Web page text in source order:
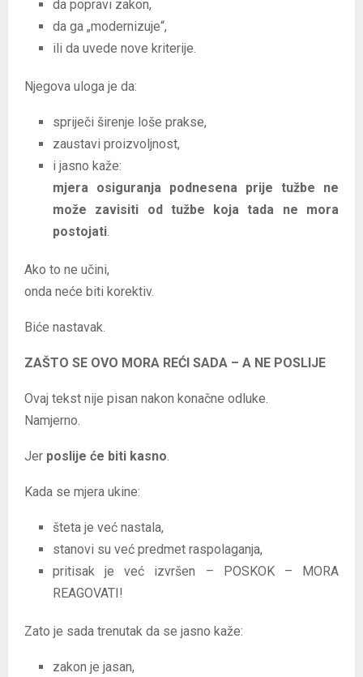
da popravi zakon,
da ga „modernizuje“,
ili da uvede nove kriterije.
Njegova uloga je da:
spriječi širenje loše prakse,
zaustavi proizvoljnost,
i jasno kaže:
mjera osiguranja podnesena prije tužbe ne
može zavisiti od tužbe koja tada ne mora
postojati
Ako to ne učini,
onda neće biti korektiv.
Biće nastavak.
ZAŠTO SE OVO MORA REĆI SADA – A NE POSLIJE
Ovaj tekst nije pisan nakon konačne odluke.
Namjerno.
Jer poslije će biti kasno
Kada se mjera ukine:
šteta je već nastala,
stanovi su već predmet raspolaganja,
pritisak je već izvršen – POSKOK – MORA
REAGOVATI!
Zato je sada trenutak da se jasno kaže:
zakon je jasan,